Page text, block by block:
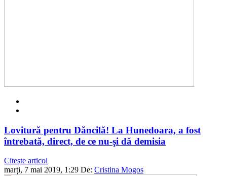
Lovitură pentru Dăncilă! La Hunedoara, a fost
întrebată, direct, de ce nu-şi dă demisia
Citește articol
marți, 7 mai 2019, 1:29 De: Cristina Mogos